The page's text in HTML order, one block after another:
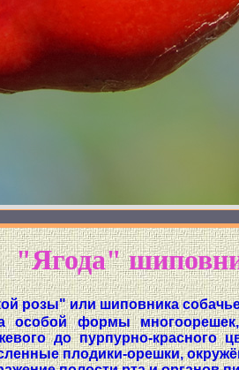
"Ягода"
розы" или шиповника
особой формы
до пурпурно-
плодики-орешки,